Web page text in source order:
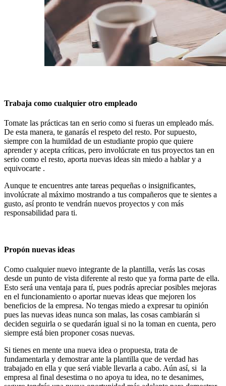
Trabaja como cualquier otro empleado
Tomate las prácticas tan en serio como si fueras un empleado más.
De esta manera, te ganarás el respeto del resto. Por supuesto,
siempre con la humildad de un estudiante propio que quiere
aprender y acepta críticas, pero involúcrate en tus proyectos tan en
serio como el resto, aporta nuevas ideas sin miedo a hablar y a
equivocarte .
Aunque te encuentres ante tareas pequeñas o insignificantes,
involúcrate al máximo mostrando a tus compañeros que te sientes a
gusto, así pronto te vendrán nuevos proyectos y con más
responsabilidad para ti.
Propón nuevas ideas
Como cualquier nuevo integrante de la plantilla, verás las cosas
desde un punto de vista diferente al resto que ya forma parte de ella.
Esto será una ventaja para tí, pues podrás apreciar posibles mejoras
en el funcionamiento o aportar nuevas ideas que mejoren los
beneficios de la empresa. No tengas miedo a expresar tu opinión
pues las nuevas ideas nunca son malas, las cosas cambiarán si
deciden seguirla o se quedarán igual si no la toman en cuenta, pero
siempre está bien proponer cosas nuevas.
Si tienes en mente una nueva idea o propuesta, trata de
fundamentarla y demostrar ante la plantilla que de verdad has
trabajado en ella y que será viable llevarla a cabo. Aún así, si la
empresa al final desestima o no apoya tu idea, no te desanimes,